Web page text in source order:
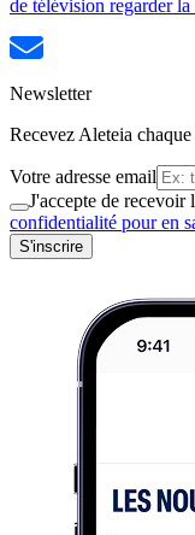
de télévision regarder la
Newsletter
Recevez Aleteia
Votre adresse email
J'accepte de recevoir
confidentialité pour en
S'inscrire